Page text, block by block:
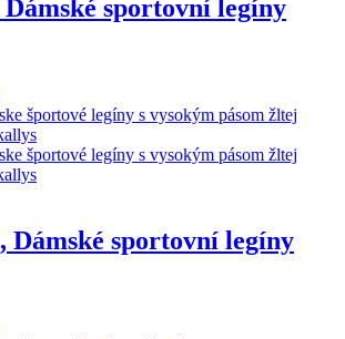
sportovní legíny
Dámské sportovní legíny